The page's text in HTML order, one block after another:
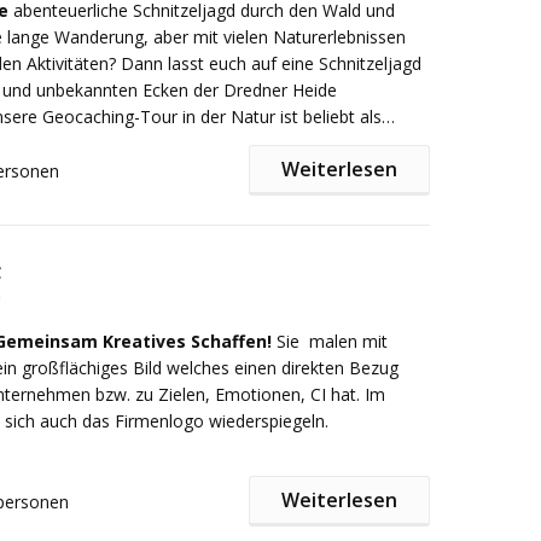
mit dem Anbieter über das unten stehende
auf
abenteuerliche Schnitzeljagd durch den Wald und
lange Wanderung, aber mit vielen Naturerlebnissen
Aktivitäten? Dann lasst euch auf eine Schnitzeljagd
unbekannten Ecken der Dredner Heide
Geocaching-Tour in der Natur ist beliebt als
zur Saloppe oder zum Fischhaus. Auch
das Team über eine selbstgebaute Seilbrücke
lernt ihr als Heideschatzsucher auch die
die zum Überleben im Wald
und vieles mehr. Die Tour kann individuell nach
und eurer gewünschten Dauer gestaltet werden!
Teamevent, spannender Orientierungslauf im
oder erfrischender Waldspaziergang: Erlebt die Natur
Weiterlesen
Kreatives Schaffen! Sie malen mit
großflächiges Bild welches einen direkten Bezug
bzw. zu Zielen, Emotionen, CI hat. Im
auch das Firmenlogo wiederspiegeln.
Weiterlesen